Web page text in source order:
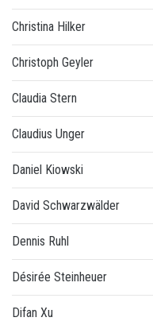
Christina Hilker
Christoph Geyler
Claudia Stern
Claudius Unger
Daniel Kiowski
David Schwarzwälder
Dennis Ruhl
Désirée Steinheuer
Difan Xu